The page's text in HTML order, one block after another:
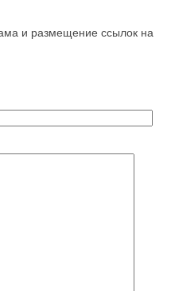
и размещение ссылок на